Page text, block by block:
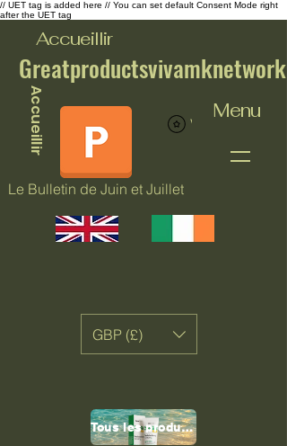
// UET tag is added here // You can set default Consent Mode right
after the UET tag
Accueillir
Le Bulletin de Juin et Juillet
Greatproductsvivamknetwork
Menu
Accueillir
GBP (£)
Tous les produits